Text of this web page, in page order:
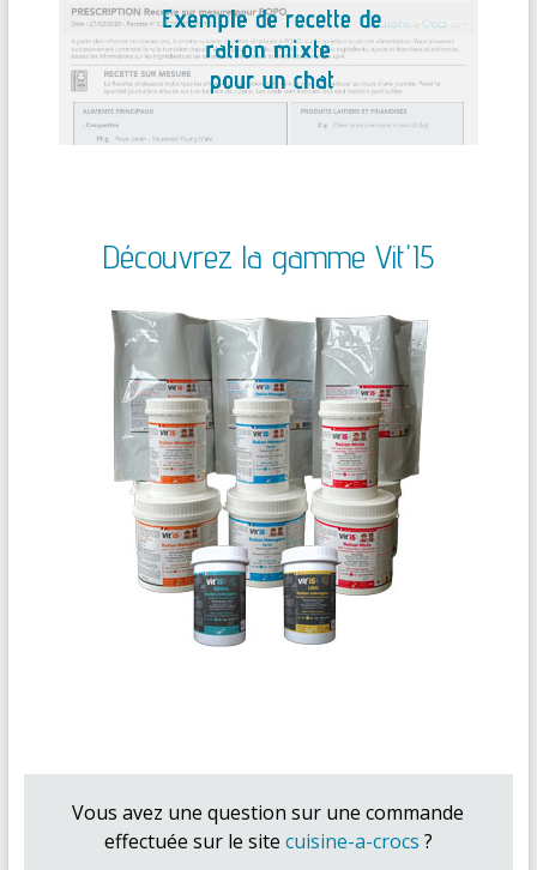
Découvrez la gamme Vit'I5
Vous avez une question sur une commande
effectuée sur le site cuisine-a-crocs ?